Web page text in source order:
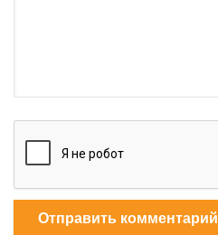
Отправить комментарий